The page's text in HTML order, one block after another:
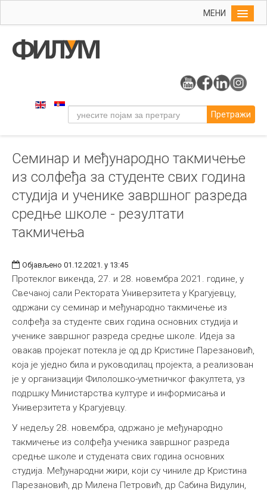
МЕНИ
Упис
Уметност
Музичка уметност
Примењена и ликовна уметност
Галерија
Издаваштво
Студенти
Међународна
Претражи
Семинар и међународно такмичење
из солфеђа за студенте свих година
студија и ученике завршног разреда
средње школе - резултати
такмичења
Објављено 01.12.2021. у 13:45
Протеклог викенда, 27. и 28. новембра 2021. године, у
Свечаној сали Ректората Универзитета у Крагујевцу,
одржани су семинар и међународно такмичење из
солфеђа за студенте свих година основних студија и
ученике завршног разреда средње школе. Идеја за
овакав пројекат потекла је од др Кристине Парезановић,
која је уједно била и руководилац пројекта, а реализован
је у организацији Филолошко-уметничког факултета, уз
подршку Министарства културе и информисања и
Универзитета у Крагујевцу.
У недељу 28. новембра, одржано је међународно
такмичење из солфеђа ученика завршног разреда
средње школе и студената свих година основних
студија. Међународни жири, који су чиниле др Кристина
Парезановић, др Милена Петровић, др Сабина Видулин,